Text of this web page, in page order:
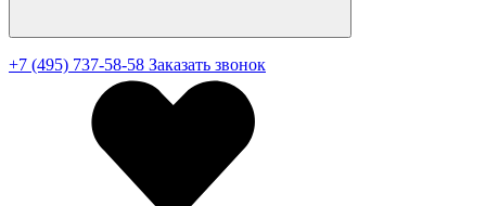
+7 (495) 737-58-58 Заказать звонок